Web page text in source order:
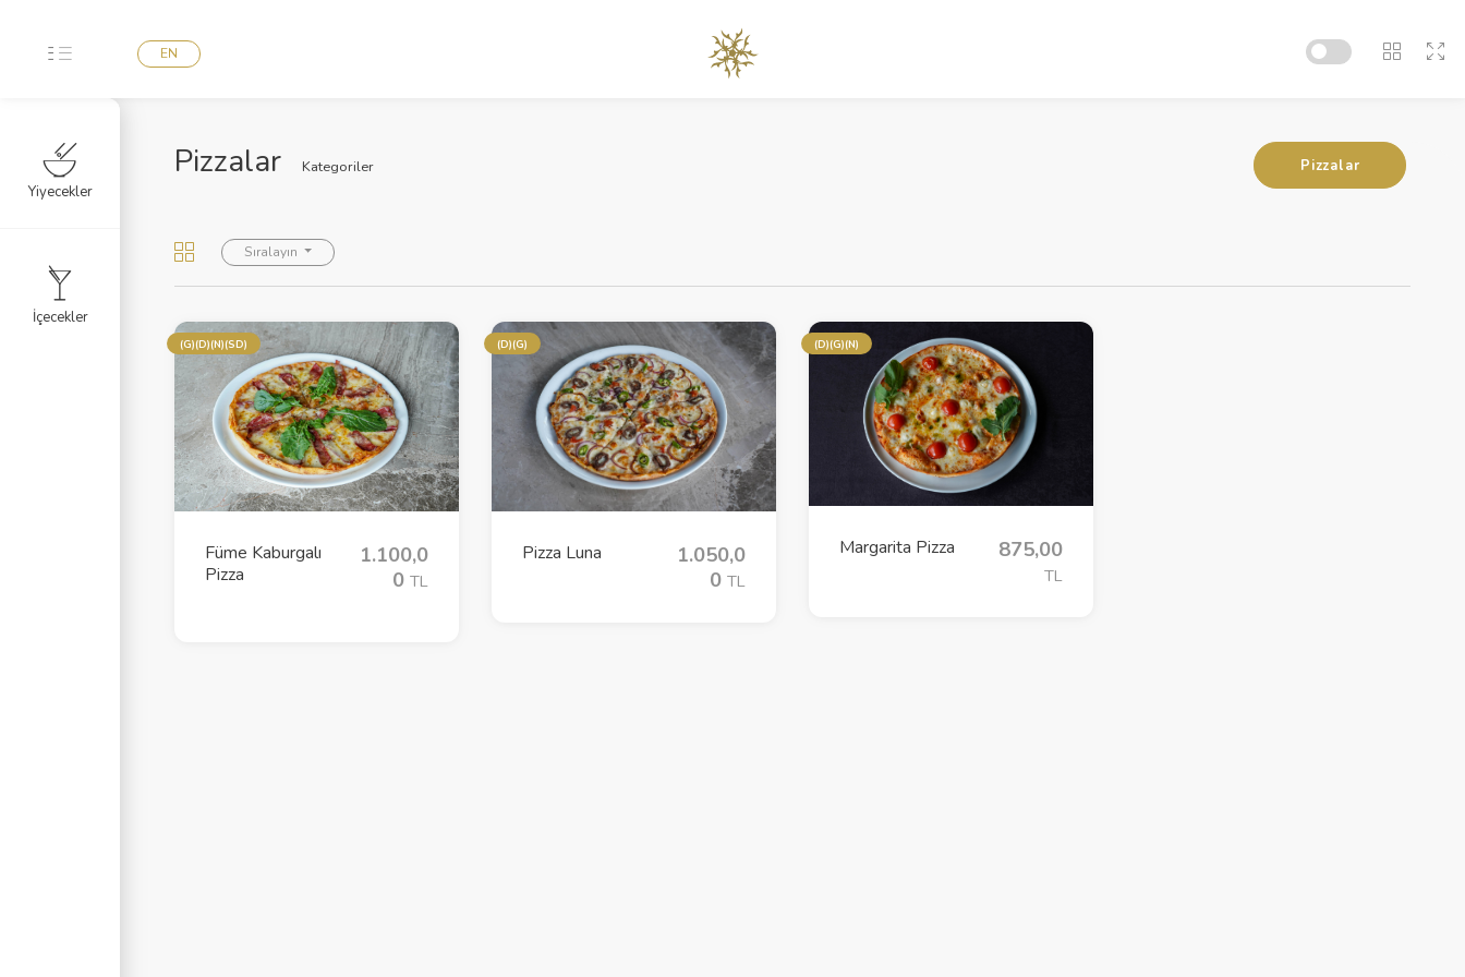
EN
Yiyecekler
İçecekler
Pizzalar Pizzalar
Kategoriler
Sıralayın
(G)(D)(N)(SD)
Füme Kaburgalı
Pizza
1.100,0
0 TL
(D)(G)
Pizza Luna
1.050,0
0 TL
(D)(G)(N)
Margarita Pizza 875,00
TL